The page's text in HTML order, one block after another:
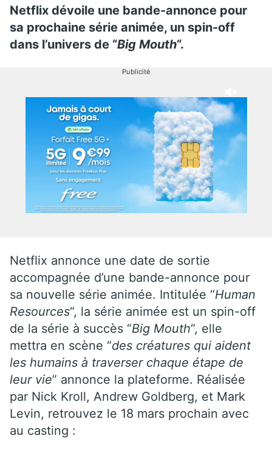
Netflix dévoile une bande-annonce pour
sa prochaine série animée, un spin-off
dans l’univers de “Big Mouth“.
Publicité
Netflix annonce une date de sortie
accompagnée d’une bande-annonce pour
sa nouvelle série animée. Intitulée “Human
Resources“, la série animée est un spin-off
de la série à succès “Big Mouth“, elle
mettra en scène “des créatures qui aident
les humains à traverser chaque étape de
leur vie” annonce la plateforme. Réalisée
par Nick Kroll, Andrew Goldberg, et Mark
Levin, retrouvez le 18 mars prochain avec
au casting :